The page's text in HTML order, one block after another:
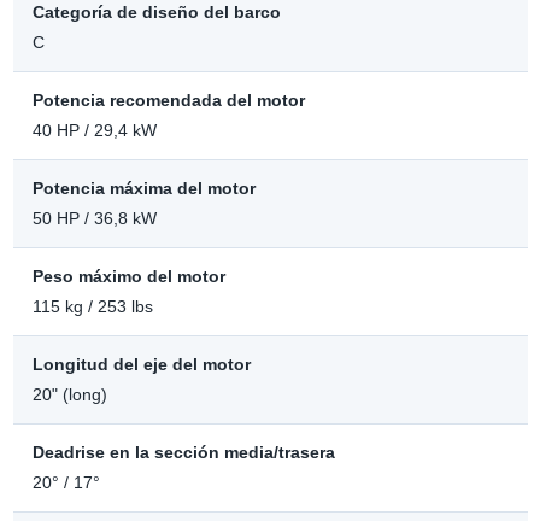
Categoría de diseño del barco
C
Potencia recomendada del motor
40 HP / 29,4 kW
Potencia máxima del motor
50 HP / 36,8 kW
Peso máximo del motor
115 kg / 253 lbs
Longitud del eje del motor
20" (long)
Deadrise en la sección media/trasera
20° / 17°